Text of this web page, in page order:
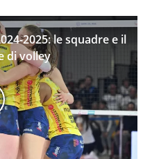
2025: le squadre e il
di volley